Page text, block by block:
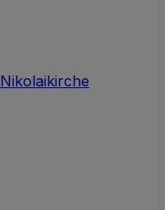
Nikolaikirche